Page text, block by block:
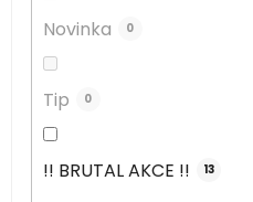
Novinka 0
Tip 0
!! BRUTAL AKCE !! 13